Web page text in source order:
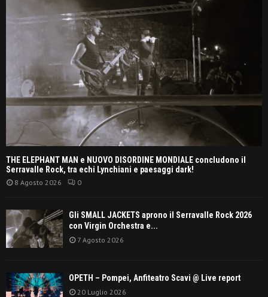
THE ELEPHANT MAN e NUOVO DISORDINE MONDIALE concludono il
Serravalle Rock, tra echi Lynchiani e paesaggi dark!
8 Agosto 2026 0
Gli SMALL JACKETS aprono il Serravalle Rock 2026
con Virgin Orchestra e...
7 Agosto 2026
OPETH – Pompei, Anfiteatro Scavi @ Live report
20 Luglio 2026